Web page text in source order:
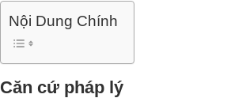
Nội Dung Chính
Căn cứ pháp lý